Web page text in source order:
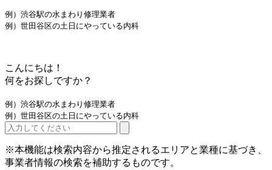
例）渋谷駅の水まわり修理業者
例）世田谷区の土日にやっている内科
こんにちは！
何をお探しですか？
例）渋谷駅の水まわり修理業者
例）世田谷区の土日にやっている内科
※本機能は検索内容から推定されるエリアと業種に基づき、
事業者情報の検索を補助するものです。